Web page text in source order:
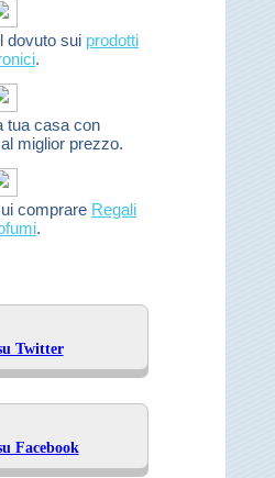
dovuto sui prodotti
.
tua casa con
al miglior prezzo.
comprare Regali
.
Twitter
Facebook